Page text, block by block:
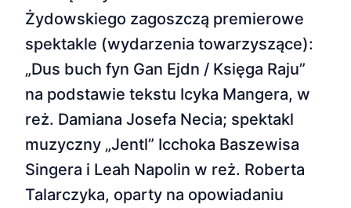
Żydowskiego zagoszczą premierowe
spektakle (wydarzenia towarzyszące):
„Dus buch fyn Gan Ejdn / Księga Raju”
na podstawie tekstu Icyka Mangera, w
reż. Damiana Josefa Necia; spektakl
muzyczny „Jentl” Icchoka Baszewisa
Singera i Leah Napolin w reż. Roberta
Talarczyka, oparty na opowiadaniu